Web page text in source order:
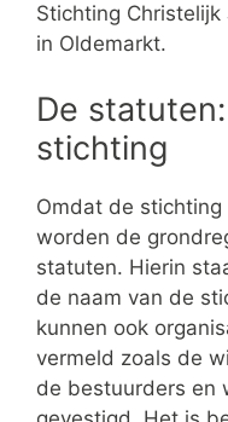
Stichting
in Oldemarkt.
De
stichting
Omdat de
worden de
statuten. Hierin
de naam van de
kunnen ook
vermeld zoals de
de bestuurders en